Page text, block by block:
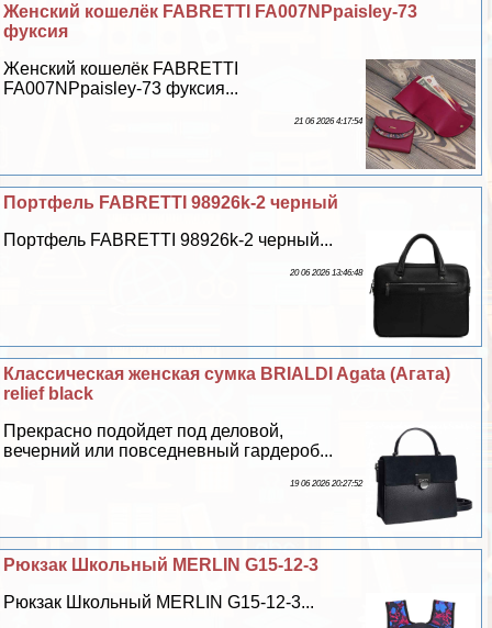
Женский кошелёк FABRETTI FA007NPpaisley-73
фуксия
Женский кошелёк FABRETTI
FA007NPpaisley-73 фуксия...
21 06 2026 4:17:54
Портфель FABRETTI 98926k-2 черный
Портфель FABRETTI 98926k-2 черный...
20 06 2026 13:46:48
Классическая женская сумка BRIALDI Agata (Агата)
relief black
Прекрасно подойдет под деловой,
вечерний или повседневный гардероб...
19 06 2026 20:27:52
Рюкзак Школьный MERLIN G15-12-3
Рюкзак Школьный MERLIN G15-12-3...